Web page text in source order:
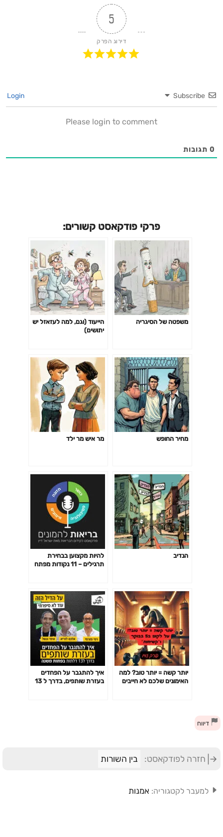
5
דירוג הפרק
Subscribe
Please login to comment
0 תגובות
פרקי פודקאסט קשורים:
משפטה של הסיגריה
הייעוד (וגם, למה לעזאזל יש
יתושים)
מחיר החופש מר איש מר ילד
הנדיב
להיות מקצוען בבחירת
תרגילים – 11 נקודות מפתח
יותר קשה = יותר טוב? למה
האימונים שלכם לא חייבים
איך להתגבר על הפחדים
בעזרת שותפים, בדרך ל 13
דיווח
חזרה לפודקאסט: בין השורות
למעבר לקטגוריה: אמנות